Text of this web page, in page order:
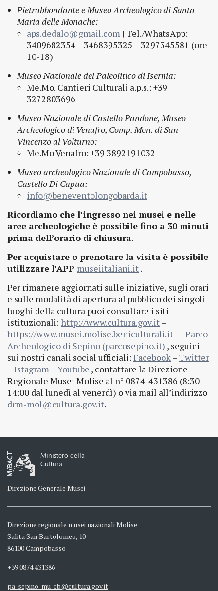
Pietrabbondante e Museo Archeologico di Santa
Maria delle Monache:
aps.dedalo@gmail.com | Tel./WhatsApp:
3409682354 – 3468395325 – 3297345581 (ore
10-18)
Museo Nazionale del Paleolitico di Isernia:
Me.Mo. Cantieri Culturali a.p.s.: +39
3272803696
Museo Nazionale di Castello Pandone, Museo
Archeologico di Venafro, Comp. Mon. di San
Vincenzo al Volturno:
Me.Mo Venafro: +39 3892191032
Museo archeologico Nazionale di Campobasso,
Castello Di Capua:
info@beneventolongobarda.it
Ricordiamo che l’ingresso nei musei e nelle
aree archeologiche è possibile fino a 30 minuti
prima dell’orario di chiusura.
Per acquistare o prenotare la visita è possibile
utilizzare l’APP museiitaliani.it.
Per rimanere aggiornati sulle iniziative, sugli orari
e sulle modalità di apertura al pubblico dei singoli
luoghi della cultura puoi consultare i siti
istituzionali: http://www.cultura.gov.it–
https://www.musei.molise.beniculturali.it – Parco
Archeologico di Sepino (parcosepino.it) , seguici
sui nostri canali social ufficiali: Facebook–Twitter
–Istagram–Youtube , contattare la Direzione
Regionale Musei Molise al n° 0874-431386 (8:30 –
14:00 dal lunedì al venerdì) o via mail all’indirizzo
drm-mol@cultura.gov.it.
Ministero della
Cultura
Direzione Generale Musei
Direzione regionale musei nazionali Molise
Salita San Bartolomeo, 10
86100 Campobasso
+39 0874 431386
pa-sepino-mu-cb@cultura.gov.it